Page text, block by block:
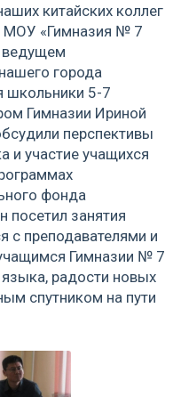
китайских коллег
МОУ «Гимназия № 7
ведущем
города
школьники 5-7
Гимназии Ириной
перспективы
и участие учащихся
фонда
посетил занятия
с преподавателями и
Гимназии № 7
языка, радости новых
спутником на пути